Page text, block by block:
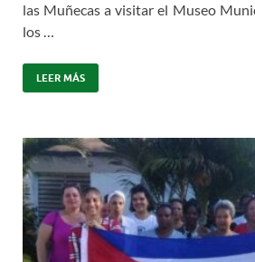
las Muñecas a visitar el Museo
los …
LEER MÁS